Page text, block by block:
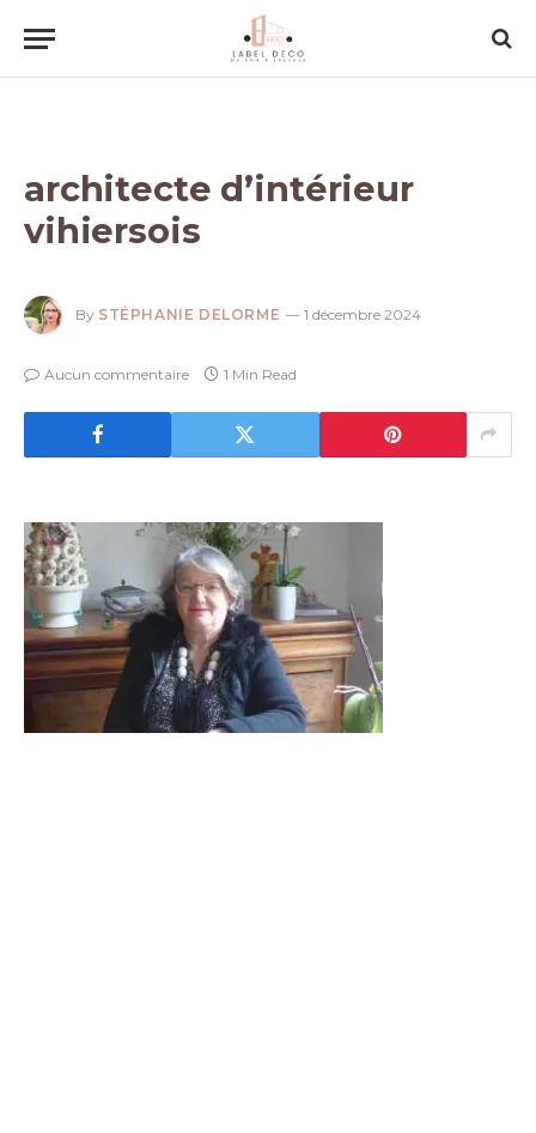
architecte d’intérieur
vihiersois
By STÉPHANIE DELORME 1 décembre 2024
Aucun commentaire 1 Min Read